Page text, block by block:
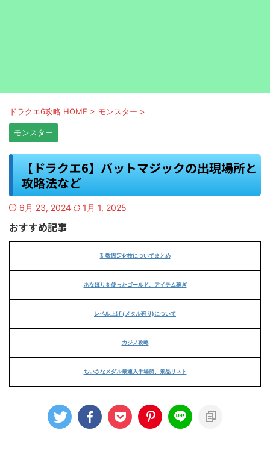
ドラクエ6攻略 HOME > モンスター >
モンスター
【ドラクエ6】バットマジックの出現場所と
攻略法など
6月 23, 2024 1月 1, 2025
おすすめ記事
乱数固定化技についてまとめ
あなほりを使ったゴールド、アイテム稼ぎ
レベル上げ (メタル狩り)について
カジノ攻略
ちいさなメダル最速入手場所、景品リスト